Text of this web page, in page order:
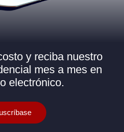
y reciba nuestro
mes a mes en
electrónico.